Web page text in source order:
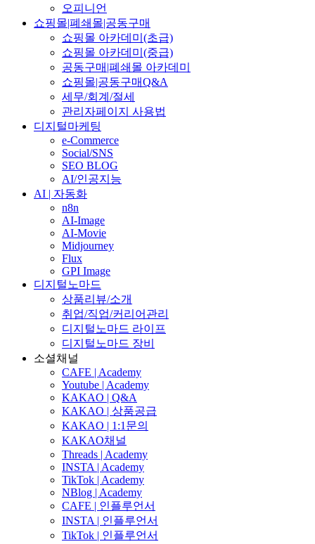
오피니언
쇼핑몰|폐쇄몰|공동구매
쇼핑몰 아카데미(초급)
쇼핑몰 아카데미(중급)
공동구매|폐쇄몰 아카데미
쇼핑몰|공동구매Q&A
세무/회계/절세
관리자페이지 사용법
디지털마케팅
e-Commerce
Social/SNS
SEO BLOG
AI/인공지능
AI | 자동화
n8n
AI-Image
AI-Movie
Midjourney
Flux
GPI Image
디지털노마드
상품리뷰/소개
취업/직업/커리어관리
디지털노마드 라이프
디지털노마드 장비
소셜채널
CAFE | Academy
Youtube | Academy
KAKAO | Q&A
KAKAO | 상품공급
KAKAO | 1:1문의
KAKAO채널
Threads | Academy
INSTA | Academy
TikTok | Academy
NBlog | Academy
CAFE | 인플루언서
INSTA | 인플루언서
TikTok | 인플루언서